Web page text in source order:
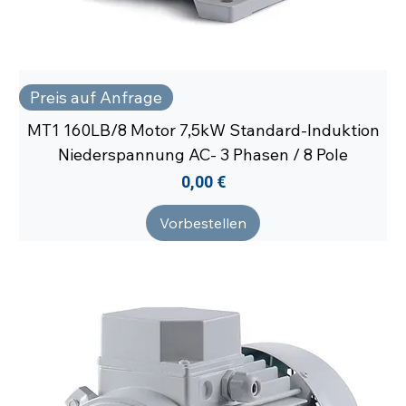
Preis auf Anfrage
MT1 160LB/8 Motor 7,5kW Standard-Induktion
Niederspannung AC- 3 Phasen / 8 Pole
Preis
0,00 €
Vorbestellen